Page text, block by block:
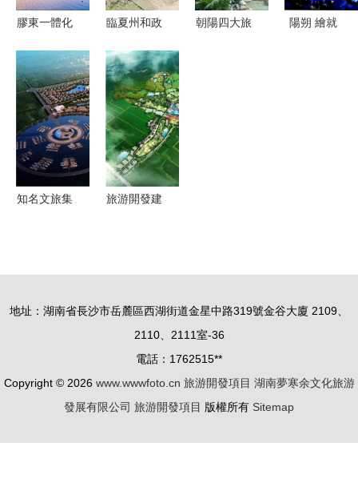
膠東一體化
煙青互動
采擷鮮美
旅游開發項
目——深入
推進區域協
同，共筑藍
臨夏州和政
文化旅游開
發綜合體建
設項目順利
推進
朝陽四大旅
陽朔 繪就
知名文旅集
合作簽約儀
藍圖 解碼
數字經濟賦
旅游開發建
地址：湖南省長沙市岳麓區西湖街道金星中路319號金谷大廈 2109、
2110、2111室-36
電話：1762515**
Copyright © 2026 www.wwwfoto.cn 旅游開發項目 湖南夢寒余文化旅游
發展有限公司 旅游開發項目 版權所有 Sitemap